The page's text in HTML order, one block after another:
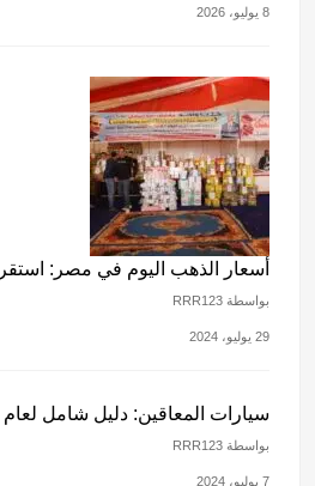
8 يوليو، 2026
أسعار الذهب اليوم في مصر: استقرار
بواسطة RRR123
29 يوليو، 2024
سيارات المعاقين: دليل شامل لعام 2026
بواسطة RRR123
7 يوليو، 2024